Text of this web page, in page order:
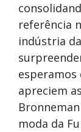
referência
indústria
apreciem
moda da